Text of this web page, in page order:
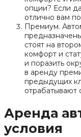
опции? Если
отлично вам
Премиум.
стоят на
комфорт и
и поразить
в аренду
предыдущих
отрабатывают
Аренда
условия